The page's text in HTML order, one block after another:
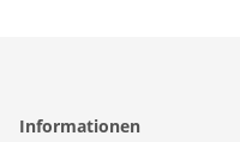
Informationen